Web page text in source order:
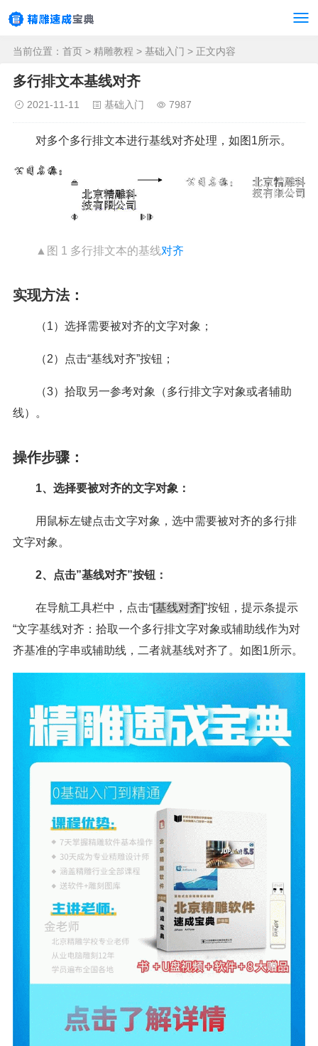
当前位置： 首页 > 精雕教程 > 基础入门 > 正文内容
多行排文本基线对齐
2021-11-11 基础入门 7987
对多个多行排文本进行基线对齐处理，如图1所示。
▲图 1 多行排文本的基线对齐
实现方法：
（1）选择需要被对齐的文字对象；
（2）点击“基线对齐”按钮；
（3）拾取另一参考对象（多行排文字对象或者辅助
线）。
操作步骤：
1、选择要被对齐的文字对象：
用鼠标左键点击文字对象，选中需要被对齐的多行排
文字对象。
2、点击”基线对齐”按钮：
在导航工具栏中，点击“ [基线对齐] ”按钮，提示条提示
“文字基线对齐：拾取一个多行排文字对象或辅助线作为对
齐基准的字串或辅助线，二者就基线对齐了。如图1所示。